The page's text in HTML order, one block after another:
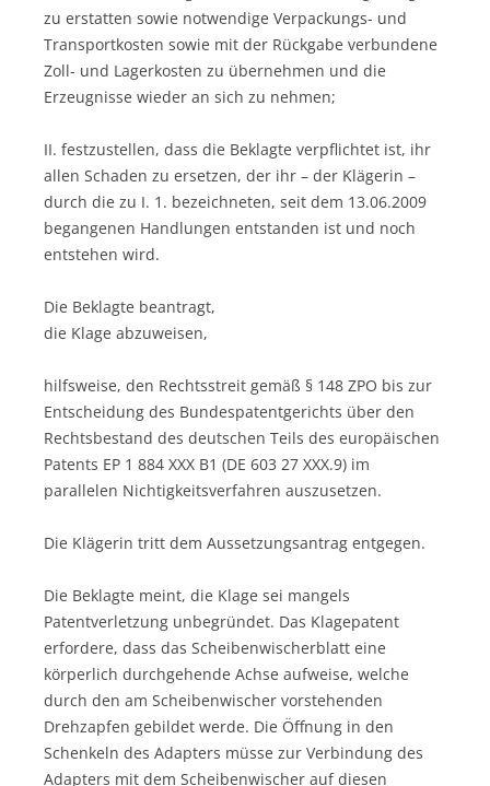
zu erstatten sowie notwendige Verpackungs- und
Transportkosten sowie mit der Rückgabe verbundene
Zoll- und Lagerkosten zu übernehmen und die
Erzeugnisse wieder an sich zu nehmen;
II. festzustellen, dass die Beklagte verpflichtet ist, ihr
allen Schaden zu ersetzen, der ihr – der Klägerin –
durch die zu I. 1. bezeichneten, seit dem 13.06.2009
begangenen Handlungen entstanden ist und noch
entstehen wird.
Die Beklagte beantragt,
die Klage abzuweisen,
hilfsweise, den Rechtsstreit gemäß § 148 ZPO bis zur
Entscheidung des Bundespatentgerichts über den
Rechtsbestand des deutschen Teils des europäischen
Patents EP 1 884 XXX B1 (DE 603 27 XXX.9) im
parallelen Nichtigkeitsverfahren auszusetzen.
Die Klägerin tritt dem Aussetzungsantrag entgegen.
Die Beklagte meint, die Klage sei mangels
Patentverletzung unbegründet. Das Klagepatent
erfordere, dass das Scheibenwischerblatt eine
körperlich durchgehende Achse aufweise, welche
durch den am Scheibenwischer vorstehenden
Drehzapfen gebildet werde. Die Öffnung in den
Schenkeln des Adapters müsse zur Verbindung des
Adapters mit dem Scheibenwischer auf diesen